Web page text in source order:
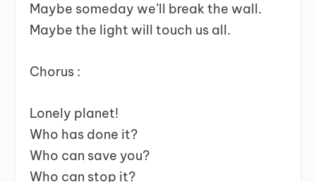
Maybe someday we’ll break the wall.
Maybe the light will touch us all.
Chorus :
Lonely planet!
Who has done it?
Who can save you?
Who can stop it?